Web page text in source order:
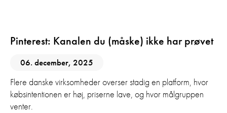
Pinterest: Kanalen du (måske) ikke har prøvet
06. december, 2025
Flere danske virksomheder overser stadig en platform, hvor
købsintentionen er høj, priserne lave, og hvor målgruppen
venter.